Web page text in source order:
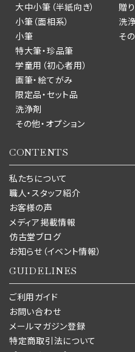
大中小筆（半紙向き）
小筆（面相系）
小筆
特大筆・珍品筆
学童用（初心者用）
画筆・絵てがみ
限定品・セット品
洗浄剤
その他・オプション
贈
洗
そ
CONTENTS
私たちについて
職人・スタッフ紹介
お客様の声
メディア掲載情報
仿古堂ブログ
お知らせ（イベント情報）
GUIDELINES
ご利用ガイド
お問い合わせ
メールマガジン登録
特定商取引法について